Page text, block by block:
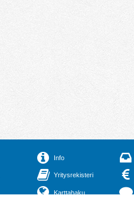
Info
Yritysrekisteri
Karttahaku